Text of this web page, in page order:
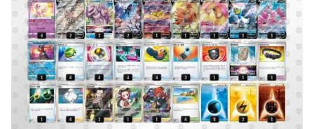
ルカリオ
環境デッキレシピまとめ